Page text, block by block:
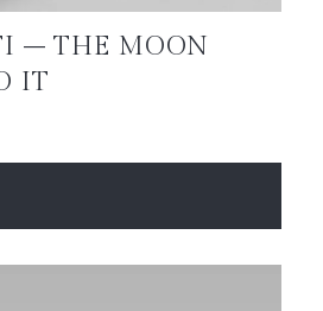
– THE MOON
IT